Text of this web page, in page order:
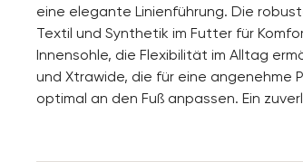
eine elegante Linienführung. Die
Textil und Synthetik im Futter für
Innensohle, die Flexibilität im Alltag
und Xtrawide, die für eine angenehme
optimal an den Fuß anpassen. Ein